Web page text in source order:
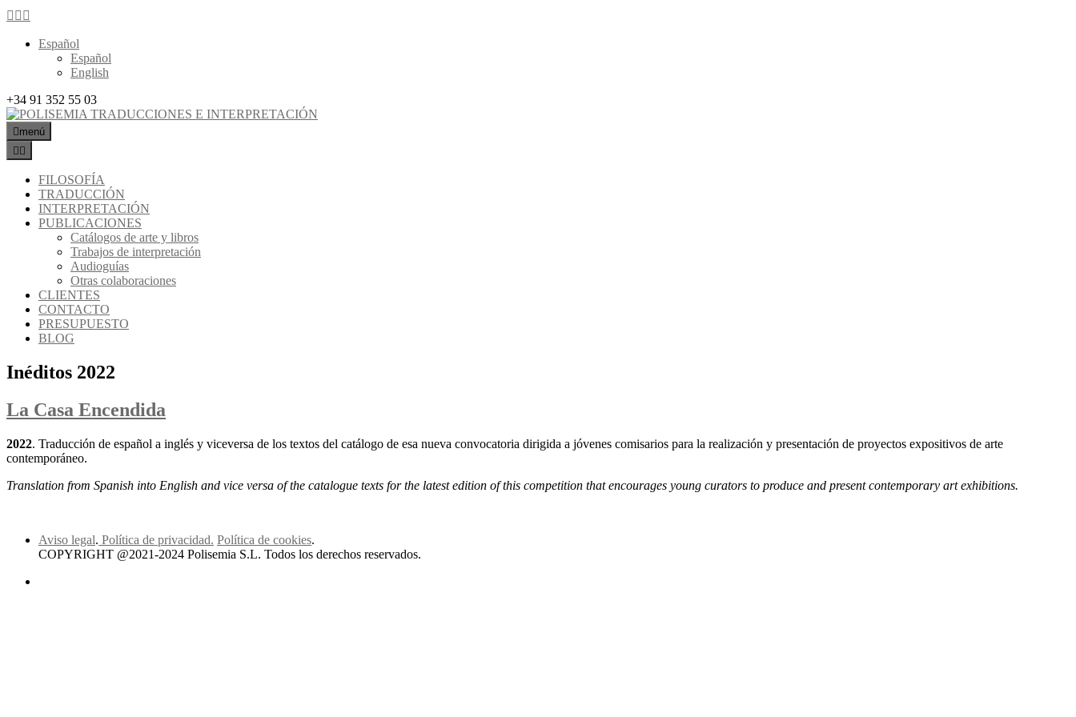
Español
Español
English
+34 91 352 55 03
menú
FILOSOFÍA
TRADUCCIÓN
INTERPRETACIÓN
PUBLICACIONES
Catálogos de arte y libros
Trabajos de interpretación
Audioguías
Otras colaboraciones
CLIENTES
CONTACTO
PRESUPUESTO
BLOG
Inéditos 2022
La Casa Encendida
2022. Traducción de español a inglés y viceversa de los textos del catálogo de esa nueva convocatoria dirigida a jóvenes comisarios para la realización y presentación de proyectos expositivos de arte
contemporáneo.
Translation from Spanish into English and vice versa of the catalogue texts for the latest edition of this competition that encourages young curators to produce and present contemporary art exhibitions.
Aviso legal. Política de privacidad. Política de cookies.
COPYRIGHT @2021-2024 Polisemia S.L. Todos los derechos reservados.